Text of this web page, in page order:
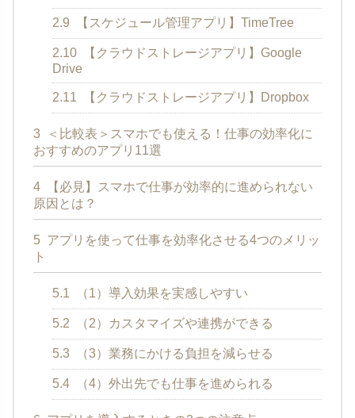
2.9 【スケジュール管理アプリ】TimeTree
2.10
【クラウドストレージアプリ】Google
Drive
2.11 【クラウドストレージアプリ】Dropbox
3
＜比較表＞スマホでも使える！仕事の効率化に
おすすめのアプリ11選
4
【必見】スマホで仕事が効率的に進められない
原因とは？
5 アプリを使って仕事を効率化させる4つのメリッ
ト
5.1 （1）導入効果を実感しやすい
5.2 （2）カスタマイズや連携ができる
5.3 （3）業務にかける負担を減らせる
5.4 （4）外出先でも仕事を進められる